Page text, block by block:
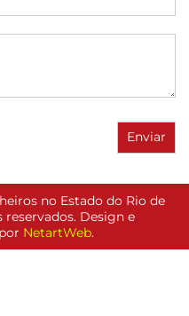
no Estado do Rio de
reservados. Design e
NetartWeb.